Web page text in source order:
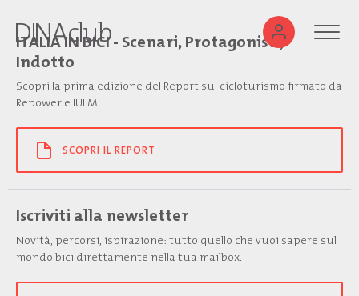
ITALIA IN BICI - Scenari, Protagonisti,
Indotto
Scopri la prima edizione del Report sul cicloturismo firmato da
Repower e IULM
SCOPRI IL REPORT
Iscriviti alla newsletter
Novità, percorsi, ispirazione: tutto quello che vuoi sapere sul
mondo bici direttamente nella tua mailbox.